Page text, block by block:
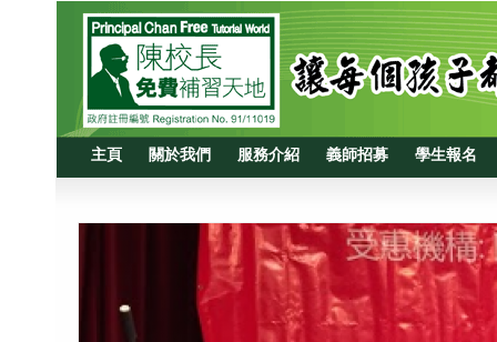
主頁 關於我們 服務介紹 義師招募 學生報名